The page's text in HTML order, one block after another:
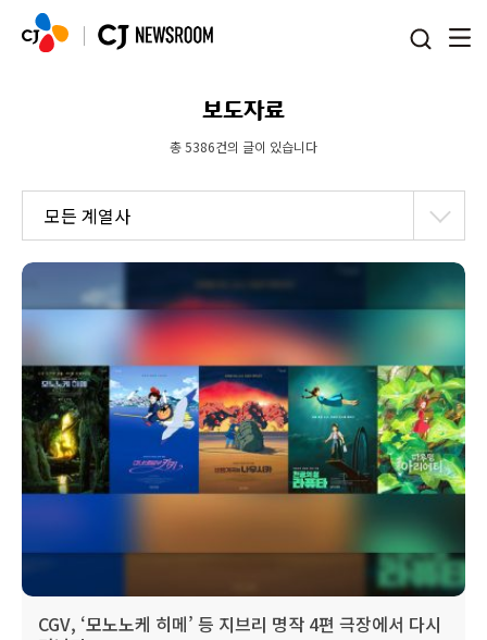
보도자료
총 5386건의 글이 있습니다
모든 계열사
CGV, ‘모노노케 히메’ 등 지브리 명작 4편 극장에서 다시